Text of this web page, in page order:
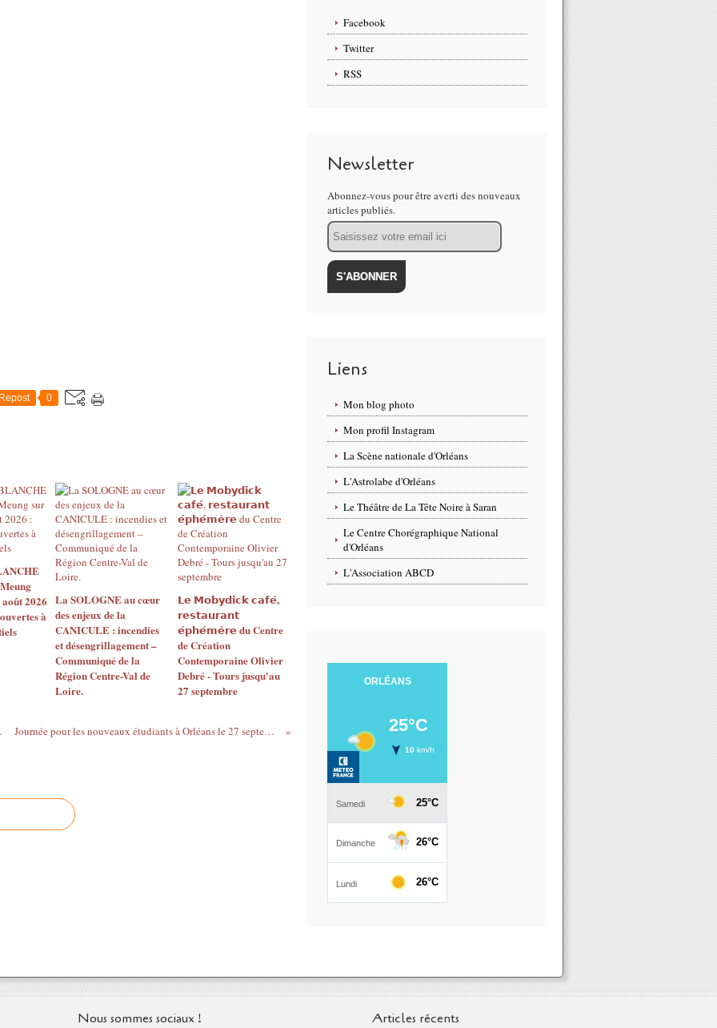
Repost 0
2026
à
La SOLOGNE au cœur
des enjeux de la
CANICULE : incendies
et désengrillagement –
Communiqué de la
Région Centre-Val de
Loire.
𝗟𝗲 𝗠𝗼𝗯𝘆𝗱𝗶𝗰𝗸 𝗰𝗮𝗳𝗲́,
𝗿𝗲𝘀𝘁𝗮𝘂𝗿𝗮𝗻𝘁
𝗲́𝗽𝗵𝗲́𝗺𝗲̀𝗿𝗲 du Centre
de Création
Contemporaine Olivier
Debré - Tours jusqu'au
27 septembre
France Journée pour les nouveaux étudiants à Orléans le 27 septembre 2012 : programme, inscription
Facebook
Twitter
RSS
Newsletter
Abonnez-vous pour être averti des nouveaux
articles publiés.
Email
Liens
Mon blog photo
Mon profil Instagram
La Scène nationale d'Orléans
L'Astrolabe d'Orléans
Le Théâtre de La Tête Noire à Saran
Le Centre Chorégraphique National
d'Orléans
L'Association ABCD
Nous sommes sociaux ! Articles récents